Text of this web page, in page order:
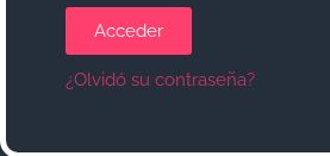
Acceder
¿Olvidó su contraseña?